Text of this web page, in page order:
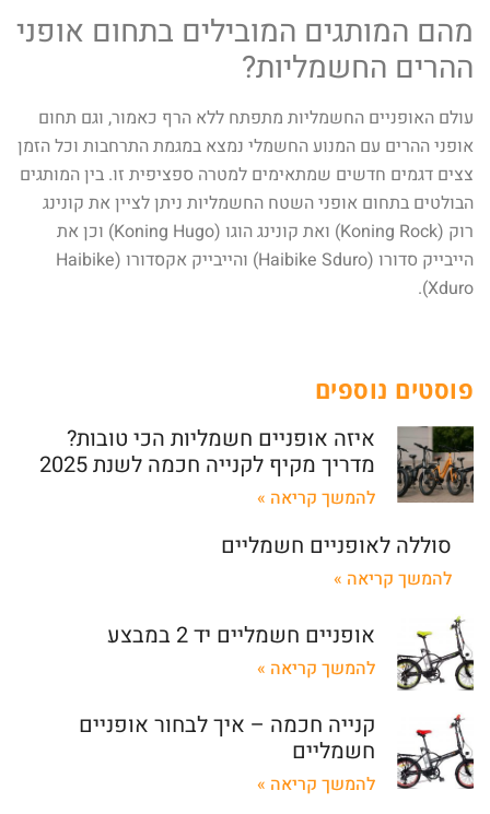
מהם המותגים המובילים בתחום אופני
ההרים החשמליות?
עולם האופניים החשמליות מתפתח ללא הרף כאמור, וגם תחום
אופני ההרים עם המנוע החשמלי נמצא במגמת התרחבות וכל הזמן
צצים דגמים חדשים שמתאימים למטרה ספציפית זו. בין המותגים
הבולטים בתחום אופני השטח החשמליות ניתן לציין את קונינג
רוק (Koning Rock) ואת קונינג הוגו (Koning Hugo) וכן את
הייבייק סדורו (Haibike Sduro) והייבייק אקסדורו (Haibike
Xduro).
פוסטים נוספים
איזה אופניים חשמליות הכי טובות?
מדריך מקיף לקנייה חכמה לשנת 2025
להמשך קריאה »
סוללה לאופניים חשמליים
להמשך קריאה »
אופניים חשמליים יד 2 במבצע
להמשך קריאה »
קנייה חכמה – איך לבחור אופניים
חשמליים
להמשך קריאה »